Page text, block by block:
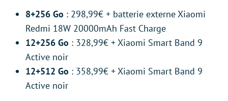
8+256 Go : 298,99€ + batterie externe Xiaomi
Redmi 18W 20000mAh Fast Charge
12+256 Go : 328,99€ + Xiaomi Smart Band 9
Active noir
12+512 Go : 358,99€ + Xiaomi Smart Band 9
Active noir